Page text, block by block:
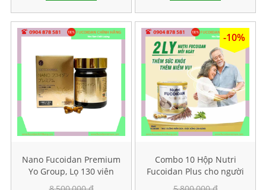
Nano Fucoidan Premium
Yo Group, Lọ 130 viên
-10%
Combo 10 Hộp Nutri
Fucoidan Plus cho người
ăn kiêng, Mỗi hộp 500g